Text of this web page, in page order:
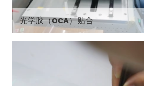
光学胶（OCA）贴合